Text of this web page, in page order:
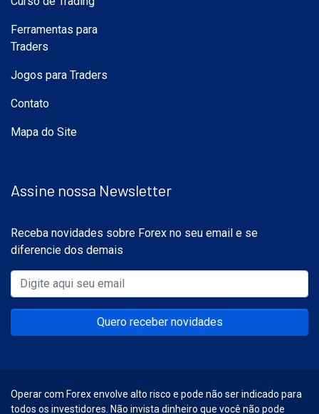
Ferramentas para
Traders
Jogos para Traders
Contato
Mapa do Site
Assine nossa Newsletter
Receba novidades sobre Forex no seu email e se
diferencie dos demais
Quero receber novidades
Operar com Forex envolve alto risco e pode não ser indicado para
todos os investidores. Não invista dinheiro que você não pode